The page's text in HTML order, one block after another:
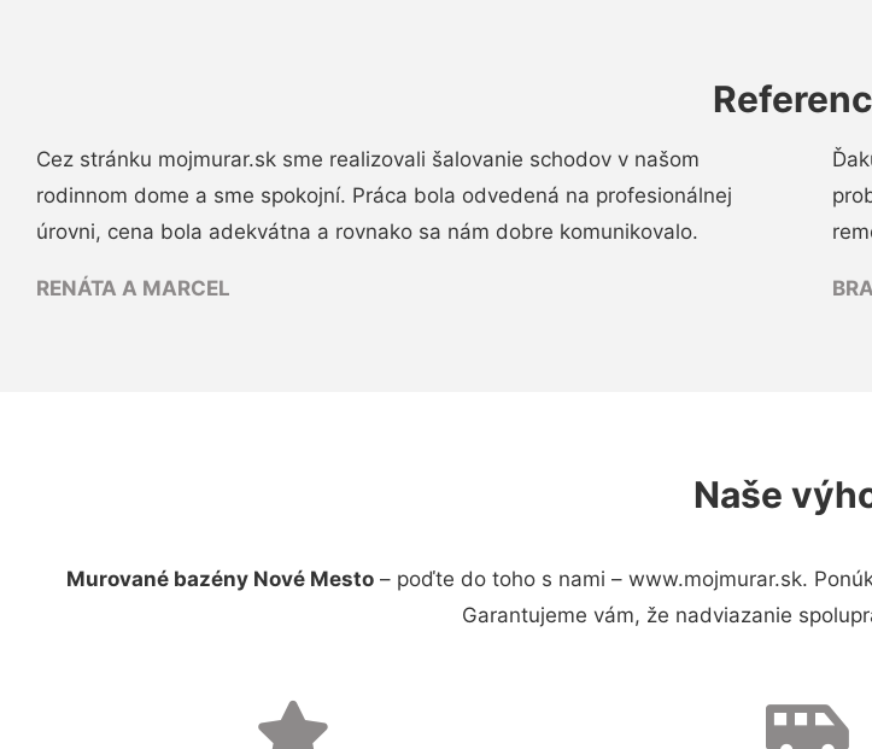
Cez stránku mojmurar.sk sme realizovali šalovanie schodov v našom
rodinnom dome a sme spokojní. Práca bola odvedená na profesionálnej
úrovni, cena bola adekvátna a rovnako sa nám dobre komunikovalo.
RENÁTA A MARCEL
Naše
Murované bazény Nové Mesto– poďte do toho s nami – www.mojmurar.sk.
Garantujeme vám, že nadviazanie